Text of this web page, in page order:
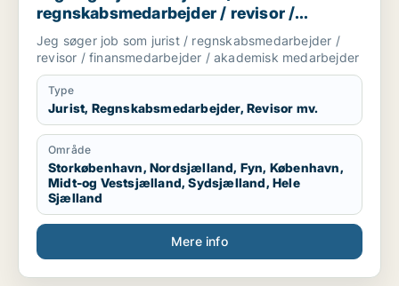
regnskabsmedarbejder / revisor /
finansmedarbejder / akademisk
medarbejder
Jeg søger job som jurist / regnskabsmedarbejder /
revisor / finansmedarbejder / akademisk medarbejder
Type
Jurist, Regnskabsmedarbejder, Revisor mv.
Område
Storkøbenhavn, Nordsjælland, Fyn, København,
Midt-og Vestsjælland, Sydsjælland, Hele
Sjælland
Mere info